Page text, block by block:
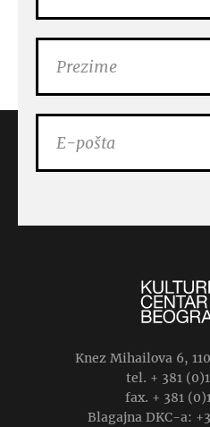
Knez Mihailova 6,
tel. + 381
fax. + 381
Blagajna DKC-a: